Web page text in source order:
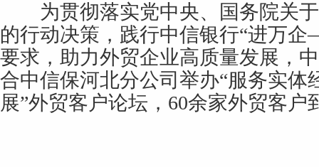
为贯彻落实党中央、国务院关于
的行动决策，践行中信银行“进万
要求，助力外贸企业高质量发展，
合中信保河北分公司举办“服务实体
展”外贸客户论坛，60余家外贸客户